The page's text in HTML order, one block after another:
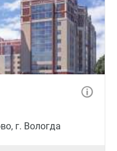
г. Вологда